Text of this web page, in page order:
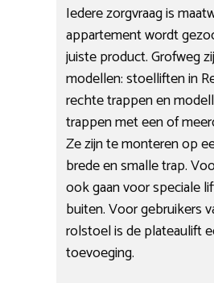
Iedere zorgvraag is
appartement wordt
juiste product. Grofweg
modellen: stoelliften in
rechte trappen en
trappen met een of
Ze zijn te monteren op
brede en smalle trap.
ook gaan voor speciale
buiten. Voor gebruikers
rolstoel is de plateaulift
toevoeging.